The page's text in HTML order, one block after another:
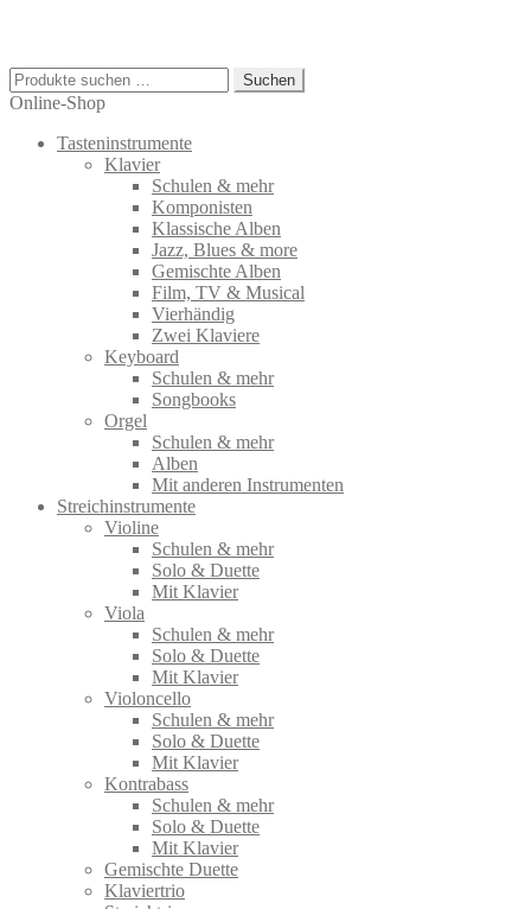
Suchen
nach:
Suchen
Online-Shop
Tasteninstrumente
Klavier
Schulen & mehr
Komponisten
Klassische Alben
Jazz, Blues & more
Gemischte Alben
Film, TV & Musical
Vierhändig
Zwei Klaviere
Keyboard
Schulen & mehr
Songbooks
Orgel
Schulen & mehr
Alben
Mit anderen Instrumenten
Streichinstrumente
Violine
Schulen & mehr
Solo & Duette
Mit Klavier
Viola
Schulen & mehr
Solo & Duette
Mit Klavier
Violoncello
Schulen & mehr
Solo & Duette
Mit Klavier
Kontrabass
Schulen & mehr
Solo & Duette
Mit Klavier
Gemischte Duette
Klaviertrio